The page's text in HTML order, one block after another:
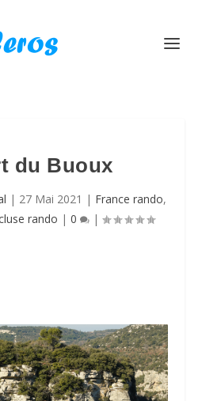
du Buoux
| 27 Mai 2021 | France rando,
rando | 0 |